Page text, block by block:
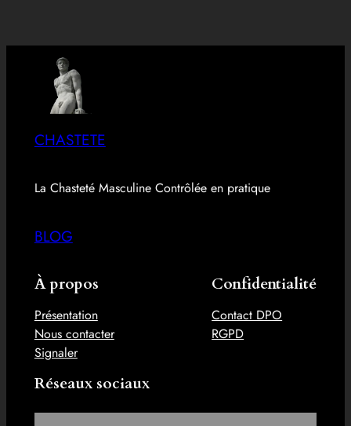
CHASTETE
La Chasteté Masculine Contrôlée en pratique
BLOG
À propos
Présentation
Nous contacter
Signaler
Confidentialité
Contact DPO
RGPD
Réseaux sociaux